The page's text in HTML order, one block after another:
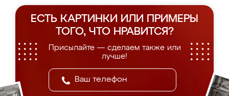
ЕСТЬ КАРТИНКИ ИЛИ ПРИМЕРЫ
ТОГО, ЧТО НРАВИТСЯ?
Присылайте — сделаем также или
лучше!